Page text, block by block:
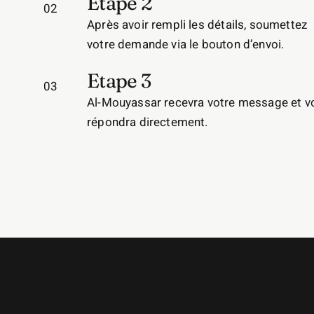
02
Après avoir rempli les détails, soumettez
votre demande via le bouton d’envoi.
03 Etape 3
Al-Mouyassar recevra votre message et
répondra directement.